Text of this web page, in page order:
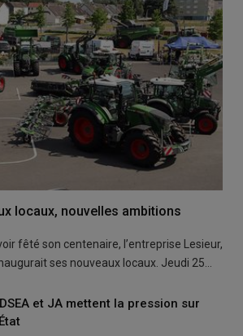
locaux, nouvelles ambitions
fêté son centenaire, l’entreprise Lesieur,
ses nouveaux locaux. Jeudi 25…
et JA mettent la pression sur